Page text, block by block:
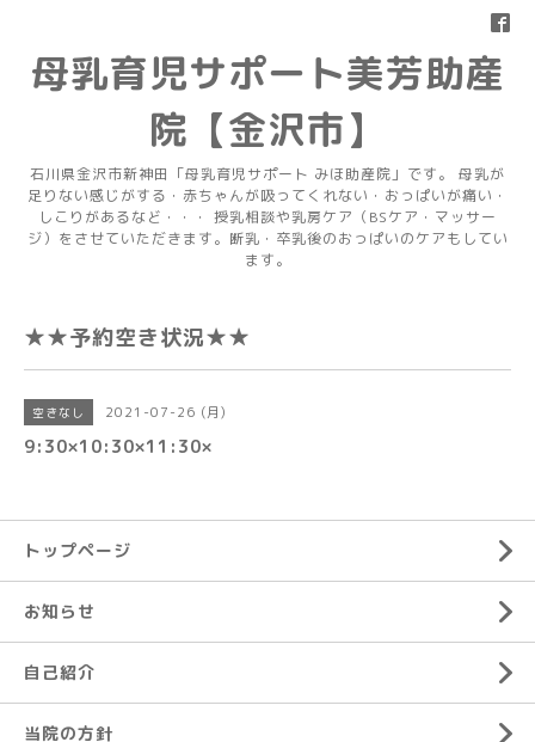
母乳育児サポート美芳助産
院【金沢市】
石川県金沢市新神田「母乳育児サポート みほ助産院」です。 母乳が
足りない感じがする・赤ちゃんが吸ってくれない・おっぱいが痛い・
しこりがあるなど・・・ 授乳相談や乳房ケア（BSケア・マッサー
ジ）をさせていただきます。断乳・卒乳後のおっぱいのケアもしてい
ます。
★★予約空き状況★★
空きなし 2021-07-26 (月)
9:30×10:30×11:30×
トップページ
お知らせ
自己紹介
当院の方針